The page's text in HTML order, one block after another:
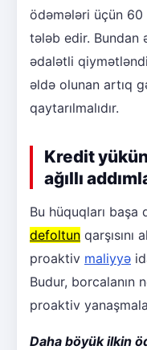
ödəmələri üçün
tələb edir. Bundan
ədalətli
əldə olunan artıq
qaytarılmalıdır.
Kredit
ağıllı
Bu hüquqları başa
defoltun
proaktiv maliyyə
Budur, borcalanın
proaktiv
Daha böyük ilkin